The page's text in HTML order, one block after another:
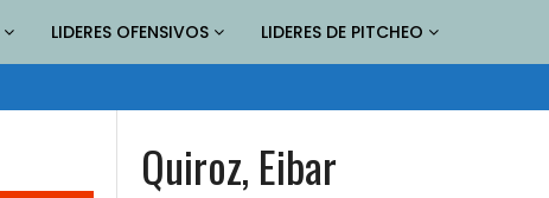
LIDERES OFENSIVOS LIDERES DE PITCHEO
Quiroz, Eibar